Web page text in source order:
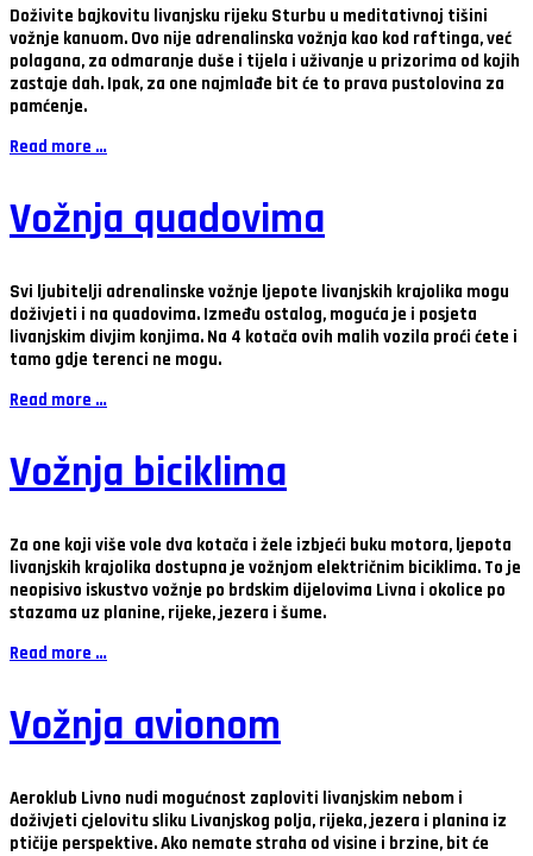
Doživite bajkovitu livanjsku rijeku Sturbu u meditativnoj tišini
vožnje kanuom. Ovo nije adrenalinska vožnja kao kod raftinga, već
polagana, za odmaranje duše i tijela i uživanje u prizorima od kojih
zastaje dah. Ipak, za one najmlađe bit će to prava pustolovina za
pamćenje.
Read more …
Vožnja quadovima
Svi ljubitelji adrenalinske vožnje ljepote livanjskih krajolika mogu
doživjeti i na quadovima. Između ostalog, moguća je i posjeta
livanjskim divjim konjima. Na 4 kotača ovih malih vozila proći ćete i
tamo gdje terenci ne mogu.
Read more …
Vožnja biciklima
Za one koji više vole dva kotača i žele izbjeći buku motora, ljepota
livanjskih krajolika dostupna je vožnjom električnim biciklima. To je
neopisivo iskustvo vožnje po brdskim dijelovima Livna i okolice po
stazama uz planine, rijeke, jezera i šume.
Read more …
Vožnja avionom
Aeroklub Livno nudi mogućnost zaploviti livanjskim nebom i
doživjeti cjelovitu sliku Livanjskog polja, rijeka, jezera i planina iz
ptičije perspektive. Ako nemate straha od visine i brzine, bit će